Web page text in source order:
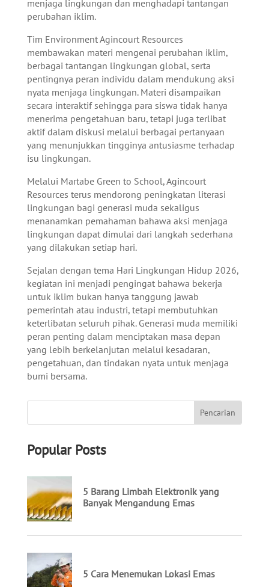
menjaga lingkungan dan menghadapi tantangan
perubahan iklim.
Tim Environment Agincourt Resources
membawakan materi mengenai perubahan iklim,
berbagai tantangan lingkungan global, serta
pentingnya peran individu dalam mendukung aksi
nyata menjaga lingkungan. Materi disampaikan
secara interaktif sehingga para siswa tidak hanya
menerima pengetahuan baru, tetapi juga terlibat
aktif dalam diskusi melalui berbagai pertanyaan
yang menunjukkan tingginya antusiasme terhadap
isu lingkungan.
Melalui Martabe Green to School, Agincourt
Resources terus mendorong peningkatan literasi
lingkungan bagi generasi muda sekaligus
menanamkan pemahaman bahawa aksi menjaga
lingkungan dapat dimulai dari langkah sederhana
yang dilakukan setiap hari.
Sejalan dengan tema Hari Lingkungan Hidup 2026,
kegiatan ini menjadi pengingat bahawa bekerja
untuk iklim bukan hanya tanggung jawab
pemerintah atau industri, tetapi membutuhkan
keterlibatan seluruh pihak. Generasi muda memiliki
peran penting dalam menciptakan masa depan
yang lebih berkelanjutan melalui kesadaran,
pengetahuan, dan tindakan nyata untuk menjaga
bumi bersama.
Popular Posts